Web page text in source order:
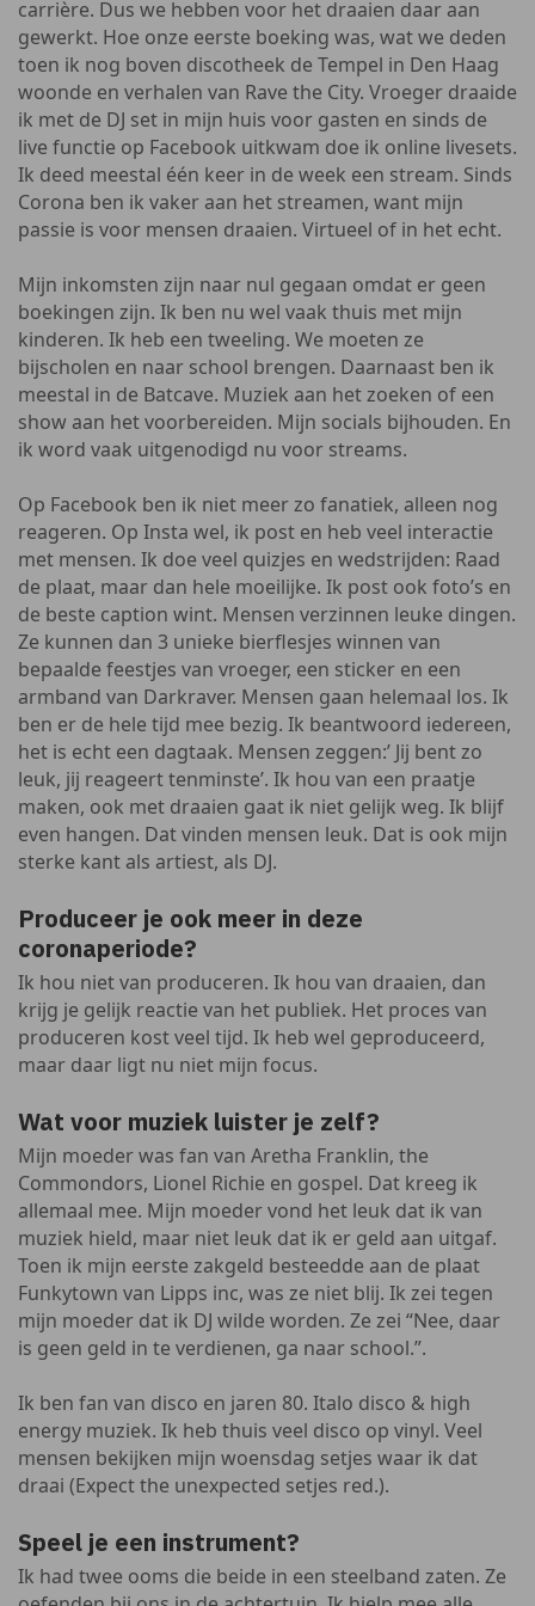
carrière. Dus we hebben voor het draaien daar aan
gewerkt. Hoe onze eerste boeking was, wat we deden
toen ik nog boven discotheek de Tempel in Den Haag
woonde en verhalen van Rave the City. Vroeger draaide
ik met de DJ set in mijn huis voor gasten en sinds de
live functie op Facebook uitkwam doe ik online livesets.
Ik deed meestal één keer in de week een stream. Sinds
Corona ben ik vaker aan het streamen, want mijn
passie is voor mensen draaien. Virtueel of in het echt.
Mijn inkomsten zijn naar nul gegaan omdat er geen
boekingen zijn. Ik ben nu wel vaak thuis met mijn
kinderen. Ik heb een tweeling. We moeten ze
bijscholen en naar school brengen. Daarnaast ben ik
meestal in de Batcave. Muziek aan het zoeken of een
show aan het voorbereiden. Mijn socials bijhouden. En
ik word vaak uitgenodigd nu voor streams.
Op Facebook ben ik niet meer zo fanatiek, alleen nog
reageren. Op Insta wel, ik post en heb veel interactie
met mensen. Ik doe veel quizjes en wedstrijden: Raad
de plaat, maar dan hele moeilijke. Ik post ook foto’s en
de beste caption wint. Mensen verzinnen leuke dingen.
Ze kunnen dan 3 unieke bierflesjes winnen van
bepaalde feestjes van vroeger, een sticker en een
armband van Darkraver. Mensen gaan helemaal los. Ik
ben er de hele tijd mee bezig. Ik beantwoord iedereen,
het is echt een dagtaak. Mensen zeggen:’ Jij bent zo
leuk, jij reageert tenminste’. Ik hou van een praatje
maken, ook met draaien gaat ik niet gelijk weg. Ik blijf
even hangen. Dat vinden mensen leuk. Dat is ook mijn
sterke kant als artiest, als DJ.
Produceer je ook meer in deze
coronaperiode?
Ik hou niet van produceren. Ik hou van draaien, dan
krijg je gelijk reactie van het publiek. Het proces van
produceren kost veel tijd. Ik heb wel geproduceerd,
maar daar ligt nu niet mijn focus.
Wat voor muziek luister je zelf?
Mijn moeder was fan van Aretha Franklin, the
Commondors, Lionel Richie en gospel. Dat kreeg ik
allemaal mee. Mijn moeder vond het leuk dat ik van
muziek hield, maar niet leuk dat ik er geld aan uitgaf.
Toen ik mijn eerste zakgeld besteedde aan de plaat
Funkytown van Lipps inc, was ze niet blij. Ik zei tegen
mijn moeder dat ik DJ wilde worden. Ze zei “Nee, daar
is geen geld in te verdienen, ga naar school.”.
Ik ben fan van disco en jaren 80. Italo disco & high
energy muziek. Ik heb thuis veel disco op vinyl. Veel
mensen bekijken mijn woensdag setjes waar ik dat
draai (Expect the unexpected setjes red.).
Speel je een instrument?
Ik had twee ooms die beide in een steelband zaten. Ze